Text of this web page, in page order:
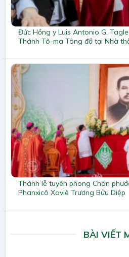
Đức Hồng y Luis Antonio G.
Thánh Tô-ma Tông đồ tại Nhà
Thánh lễ tuyên phong Chân
Phanxicô Xaviê Trương Bửu Diệp
BÀI VIẾT